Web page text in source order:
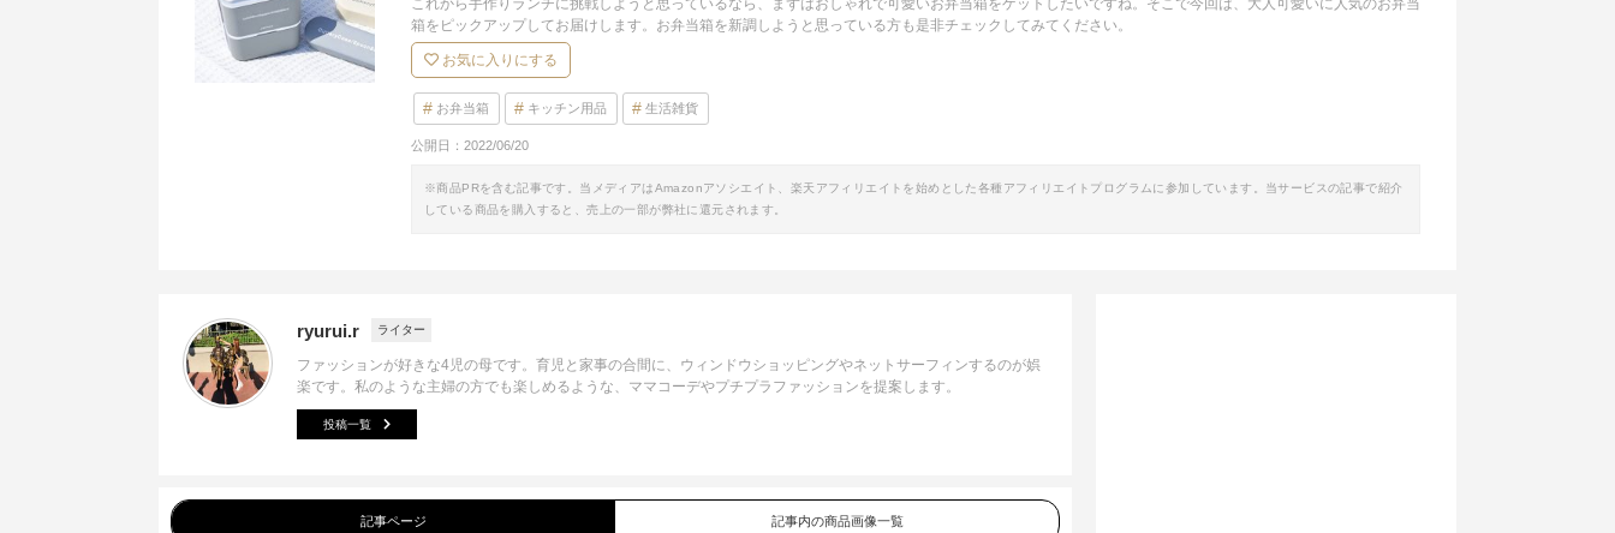
これから手作りランチに挑戦しようと思っているなら、まずはおしゃれで可愛いお弁当箱をゲットしたいですね。そこで今回は、大人可愛いに人気のお弁当
箱をピックアップしてお届けします。お弁当箱を新調しようと思っている方も是非チェックしてみてください。
お気に入りにする
お弁当箱 キッチン用品 生活雑貨
公開日： 2022/06/20
※商品PRを含む記事です。当メディアはAmazonアソシエイト、楽天アフィリエイトを始めとした各種アフィリエイトプログラムに参加しています。当サービスの記事で紹介
している商品を購入すると、売上の一部が弊社に還元されます。
ryurui.r ライター
ファッションが好きな4児の母です。育児と家事の合間に、ウィンドウショッピングやネットサーフィンするのが娯
楽です。私のような主婦の方でも楽しめるような、ママコーデやプチプラファッションを提案します。
投稿一覧
記事ページ 記事内の商品画像一覧